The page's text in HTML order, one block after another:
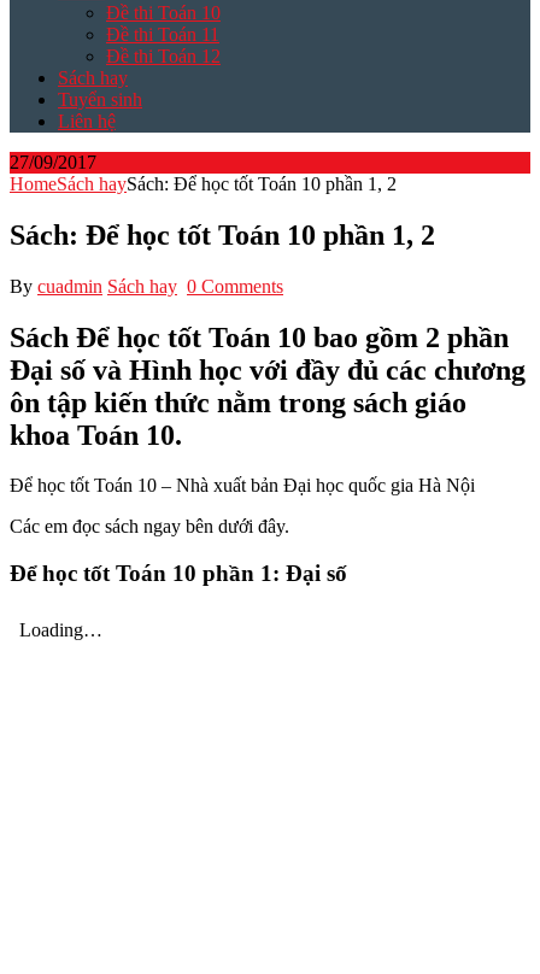
Đề thi Toán 10
Đề thi Toán 11
Đề thi Toán 12
Sách hay
Tuyển sinh
Liên hệ
27/09/2017
HomeSách haySách: Để học tốt Toán 10 phần 1, 2
Sách: Để học tốt Toán 10 phần 1, 2
By cuadmin Sách hay 0 Comments
Sách Để học tốt Toán 10 bao gồm 2 phần
Đại số và Hình học với đầy đủ các chương
ôn tập kiến thức nằm trong sách giáo
khoa Toán 10.
Để học tốt Toán 10 – Nhà xuất bản Đại học quốc gia Hà Nội
Các em đọc sách ngay bên dưới đây.
Để học tốt Toán 10 phần 1: Đại số